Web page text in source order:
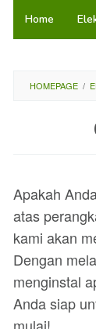
LoncatHome
HOMEPAGE /
Apakah
atas
kami akan
Dengan
menginstal
Anda siap